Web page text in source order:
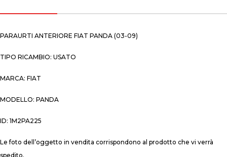
PARAURTI ANTERIORE FIAT PANDA (03-09)
TIPO RICAMBIO: USATO
MARCA: FIAT
MODELLO: PANDA
ID: 1M2PA225
Le foto dell’oggetto in vendita corrispondono al prodotto che vi verrà
spedito.